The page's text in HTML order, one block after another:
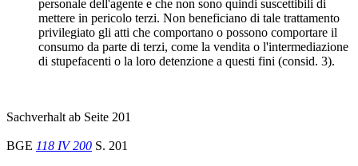
personale dell'agente e che non sono quindi suscettibili di
mettere in pericolo terzi. Non beneficiano di tale trattamento
privilegiato gli atti che comportano o possono comportare il
consumo da parte di terzi, come la vendita o l'intermediazione
di stupefacenti o la loro detenzione a questi fini (consid. 3).
Sachverhalt ab Seite 201
BGE 118 IV 200 S. 201